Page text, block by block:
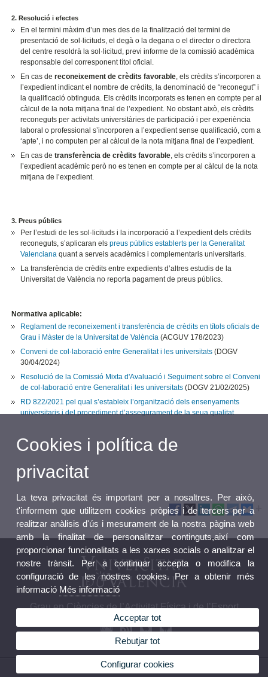
2. Resolució i efectes
En el termini màxim d’un mes des de la finalització del termini de
presentació de sol·licituds, el degà o la degana o el director o directora
del centre resoldrà la sol·licitud, previ informe de la comissió acadèmica
responsable del corresponent títol oficial.
En cas dereconeixement de crèdits favorable , els crèdits s’incorporen a
l’expedient indicant el nombre de crèdits, la denominació de “reconegut” i
la qualificació obtinguda. Els crèdits incorporats es tenen en compte per al
càlcul de la nota mitjana final de l’expedient. No obstant això, els crèdits
reconeguts per activitats universitàries de participació i per experiència
laboral o professional s’incorporen a l’expedient sense qualificació, com a
‘apte’, i no computen per al càlcul de la nota mitjana final de l’expedient.
En cas detransferència de crèdits favorable , els crèdits s’incorporen a
l’expedient acadèmic però no es tenen en compte per al càlcul de la nota
mitjana de l’expedient.
3. Preus públics
Per l’estudi de les sol·licituds i la incorporació a l’expedient dels crèdits
reconeguts, s’aplicaran elspreus públics establerts per la Generalitat
Valenciana quant a serveis acadèmics i complementaris universitaris.
La transferència de crèdits entre expedients d’altres estudis de la
Universitat de València no reporta pagament de preus públics.
Normativa aplicable:
Reglament de reconeixement i transferència de crèdits en títols oficials de
Grau i Màster de la Universitat de València (ACGUV 178/2023)
Conveni de col·laboració entre Generalitat i les universitats (DOGV
30/04/2024)
Resolució de la Comissió Mixta d'Avaluació i Seguiment sobre el Conveni
de col·laboració entre Generalitat i les universitats (DOGV 21/02/2025)
RD 822/2021 pel qual s’estableix l’organització dels ensenyaments
universitaris i del procediment d’assegurament de la seua qualitat
Grau en Ciències de l’Activitat Física i de l’Esport
© 2026 UV. - C/ Gascó Oliag nº 3, 46010 Valencia.Tel.: 96 386 43 62 / 96 386 43 43
Cookies i política de
privacitat
La teva privacitat és important per a nosaltres. Per això,
t'informem que utilitzem cookies pròpies i de tercers per a
realitzar anàlisis d'ús i mesurament de la nostra pàgina web
amb la finalitat de personalitzar continguts,així com
proporcionar funcionalitats a les xarxes socials o analitzar el
nostre trànsit. Per a continuar accepta o modifica la
configuració de les nostres cookies. Per a obtenir més
informació Més informació
Acceptar tot
Rebutjar tot
Configurar cookies